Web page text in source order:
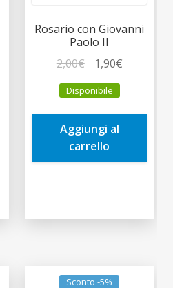
Rosario con Giovanni
Paolo II
2,00€
prezzo
originale
era:
2,00€.
1,90€Il
è:
Disponibile
Aggiungi al
carrello
Sconto -5%